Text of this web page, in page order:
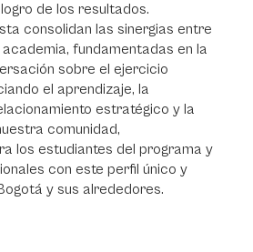
de los resultados.
consolidan las sinergias entre
fundamentadas en la
sobre el ejercicio
el aprendizaje, la
estratégico y la
comunidad,
los estudiantes del programa y
con este perfil único y
y sus alrededores.